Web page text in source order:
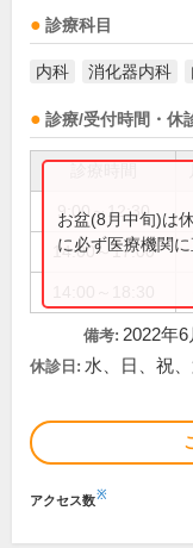
診療科目
内科 消化器内科
診療/受付時間・休
9:00～12:30
14:00～17:00
お盆(8月中旬)は
に必ず医療機関に
備考: 2022年6
休診日: 水、日、祝
アクセス数※